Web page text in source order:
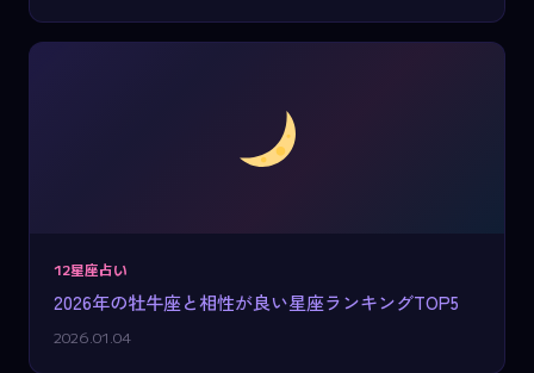
12星座占い
2026年の牡牛座と相性が良い星座ランキングTOP5
2026.01.04